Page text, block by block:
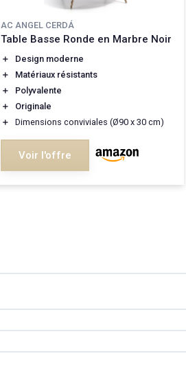
AC ANGEL CERDÁ
Table Basse Ronde en Marbre Noir
＋
Design moderne
＋
Matériaux résistants
＋
Polyvalente
＋
Originale
＋
Dimensions conviviales (Ø90 x 30 cm)
Voir l'offre